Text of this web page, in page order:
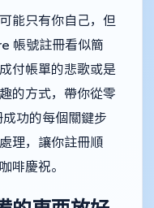
能只有你自己，但
帳號註冊看似簡
付帳單的悲歌或是
的方式，帶你從零
功的每個關鍵步
理，讓你註冊順
啡慶祝。